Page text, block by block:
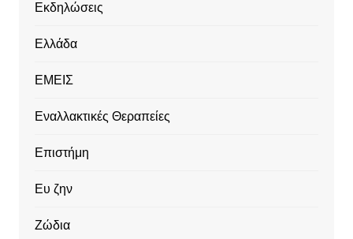
Εκδηλώσεις
Ελλάδα
ΕΜΕΙΣ
Εναλλακτικές Θεραπείες
Επιστήμη
Ευ ζην
Ζώδια